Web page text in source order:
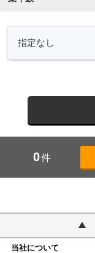
0件
当社について